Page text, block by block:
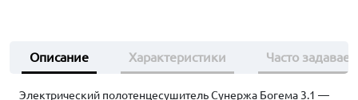
Описание Характеристики Часто
Электрический полотенцесушитель Сунержа Богема 3.1 —